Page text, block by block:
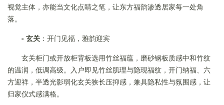
视觉主体，亦能当文化点睛之笔，让东方福韵渗透居家每一处角
落。
- 玄关 ：开门见福，雅韵迎宾
玄关柜门或开放柜背板选用竹丝福蕴，磨砂钢板质感中和竹纹
的温润，低调高级。入户即见竹丝肌理与隐现福纹，开门纳福、六
方迎祥，半透光影弱化玄关狭长压抑感，兼具隐私性与氛围感，让
归家仪式感满格。